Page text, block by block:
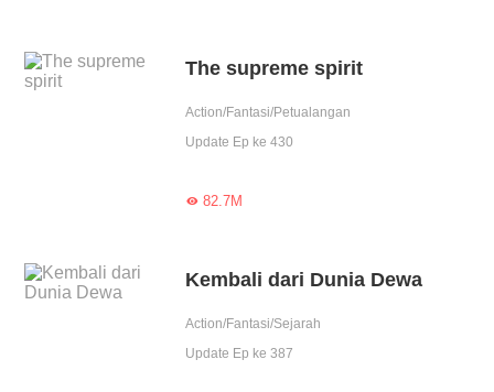
The supreme spirit
Action/Fantasi/Petualangan
Update Ep ke 430
82.7M
Kembali dari Dunia Dewa
Action/Fantasi/Sejarah
Update Ep ke 387